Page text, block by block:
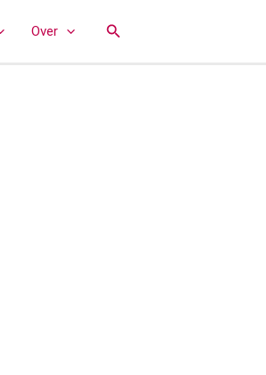
Over Zoeken